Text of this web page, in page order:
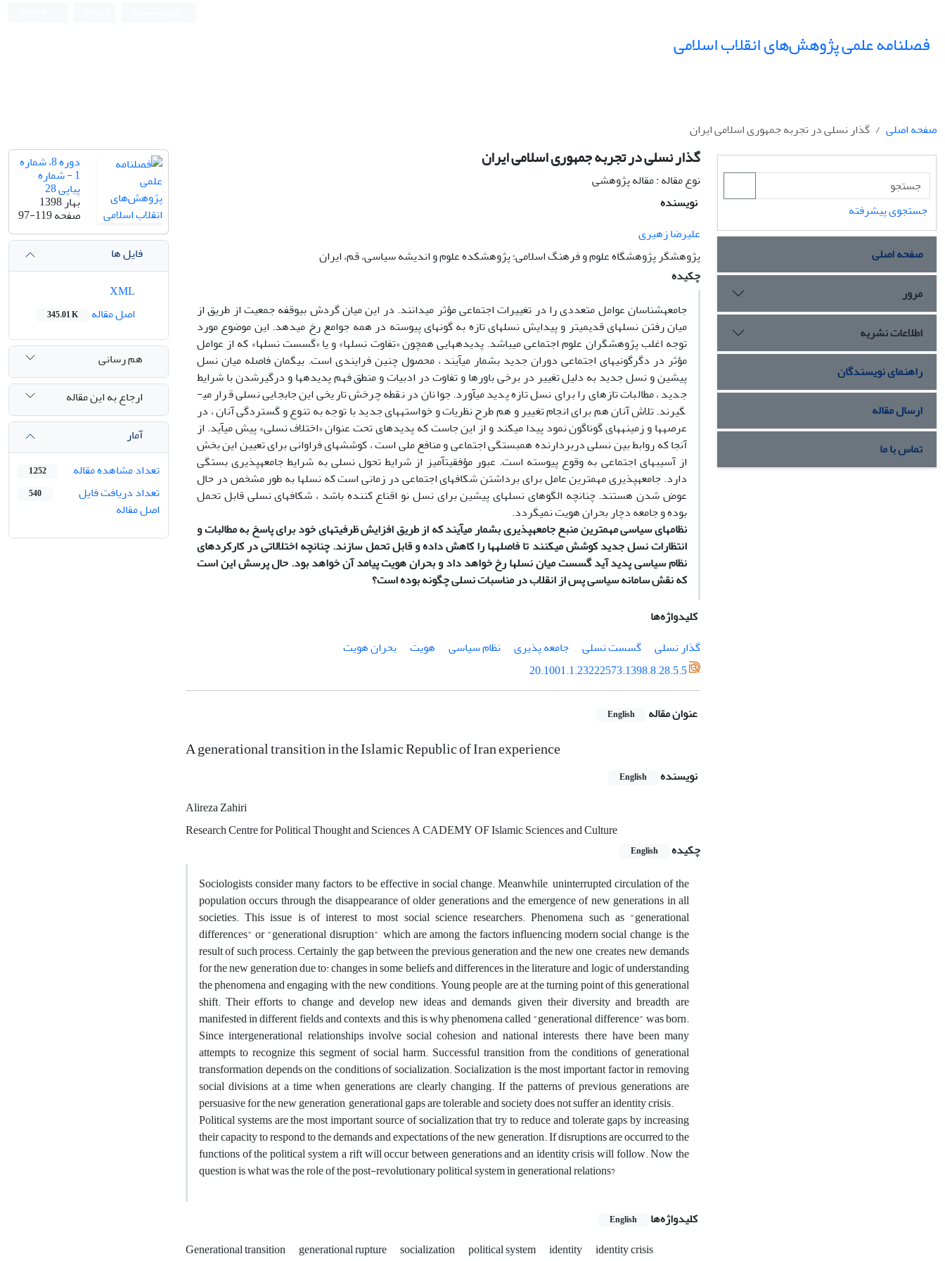
فصلنامه علمی پژوهش‌های انقلاب اسلامی
صفحه اصلی گذار نسلی در تجربه جمهوری اسلامی ایران
گذار نسلی در تجربه جمهوری اسلامی ایران
نوع مقاله : مقاله پژوهشی
نویسنده
علیرضا زهیری
پژوهشگر پژوهشگاه علوم و فرهنگ اسلامی؛ پژوهشکده علوم و اندیشه سیاسی، قم، ایران
چکیده
جامعه­شناسان عوامل متعددی را در تغییرات اجتماعی مؤثر می­دانند. در این میان گردش بی­وقفه جمعیت از طریق از
میان رفتن نسل­های قدیمی­تر و پیدایش نسل­های تازه به گونه­ای پیوسته در همه جوامع رخ می­دهد. این موضوع مورد
توجه اغلب پژوهشگران علوم اجتماعی می­باشد. پدیده­هایی همچون «تفاوت نسل­ها» و یا «گسست نسل­ها» که از عوامل
مؤثر در دگرگونی­های اجتماعی دوران جدید بشمار می­آیند ، محصول چنین فرایندی است. بی­گمان فاصله میان نسل
پیشین و نسل جدید به دلیل تغییر در برخی باورها و تفاوت در ادبیات و منطق فهم پدیده­ها و درگیرشدن با شرایط
جدید ، مطالبات تازه­ای را برای نسل تازه پدید می­آورد. جوانان در نقطه چرخش تاریخی این جابجایی نسلی قرار می­
گیرند. تلاش آنان هم برای انجام تغییر و هم طرح نظریات و خواسته­های جدید با توجه به تنوع و گستردگی آنان ، در
عرصه­ها و زمینه­های گوناگون نمود پیدا می­کند و از این جاست که پدیده­ای تحت عنوان «اختلاف نسلی» پیش می­آید. از
آنجا که روابط بین نسلی دربردارنده همبستگی اجتماعی و منافع ملی است ، کوشش­های فراوانی برای تعیین این بخش
از آسیب­های اجتماعی به وقوع پیوسته است. عبور مؤفقیت­آمیز از شرایط تحول نسلی به شرایط جامعه­پذیری بستگی
دارد. جامعه­پذیری مهم­ترین عامل برای برداشتن شکاف­های اجتماعی در زمانی است که نسل­ها به طور مشخص در حال
عوض شدن هستند. چنانچه الگوهای نسل­های پیشین برای نسل­ نو اقناع کننده باشد ، شکاف­های نسلی قابل تحمل
بوده و جامعه دچار بحران هویت نمی­گردد.
نظام­های سیاسی مهم­ترین منبع جامعه­پذیری بشمار می­آیند که از طریق افزایش ظرفیت­های خود برای پاسخ به مطالبات و
انتظارات نسل جدید کوشش می­کنند تا فاصله­ها را کاهش داده و قابل تحمل سازند. چنانچه اختلالاتی در کارکردهای
نظام سیاسی پدید آید گسست میان نسل­ها رخ خواهد داد و بحران هویت پیامد آن خواهد بود. حال پرسش این است
که نقش سامانه سیاسی پس از انقلاب در مناسبات نسلی چگونه بوده است؟
کلیدواژه‌ها
گذار نسلی
گسست نسلی جامعه پذیری نظام سیاسی هویت
بحران هویت
20.1001.1.23222573.1398.8.28.5.5
عنوان مقاله English
A generational transition in the Islamic Republic of Iran experience
نویسنده English
Alireza Zahiri
Research Centre for Political Thought and Sciences A CADEMY OF Islamic Sciences and Culture
چکیده
English
Sociologists consider many factors to be effective in social change. Meanwhile, uninterrupted circulation of the
population occurs through the disappearance of older generations and the emergence of new generations in all
societies. This issue is of interest to most social science researchers. Phenomena such as "generational
differences" or "generational disruption", which are among the factors influencing modern social change, is the
result of such process. Certainly, the gap between the previous generation and the new one, creates new demands
for the new generation due to: changes in some beliefs and differences in the literature and logic of understanding
the phenomena and engaging with the new conditions. Young people are at the turning point of this generational
shift. Their efforts to change and develop new ideas and demands, given their diversity and breadth, are
manifested in different fields and contexts, and this is why phenomena called "generational difference" was born.
Since intergenerational relationships involve social cohesion and national interests, there have been many
attempts to recognize this segment of social harm. Successful transition from the conditions of generational
transformation depends on the conditions of socialization. Socialization is the most important factor in removing
social divisions at a time when generations are clearly changing. If the patterns of previous generations are
persuasive for the new generation, generational gaps are tolerable and society does not suffer an identity crisis.
Political systems are the most important source of socialization that try to reduce and tolerate gaps by increasing
their capacity to respond to the demands and expectations of the new generation. If disruptions are occurred to the
functions of the political system, a rift will occur between generations and an identity crisis will follow. Now the
question is what was the role of the post-revolutionary political system in generational relations?
کلیدواژه‌ها English
Generational transition generational rupture socialization political system identity identity crisis
دوره 8، شماره
1 - شماره
پیاپی 28
بهار 1398
صفحه97-119
فایل ها
اصل مقاله
345.01 K
هم رسانی
ارجاع به این مقاله
آمار
تعداد مشاهده مقاله
1,252
تعداد دریافت فایل
اصل مقاله
540
جستجوی پیشرفته
صفحه اصلی
مرور
اطلاعات نشریه
راهنمای نویسندگان
ارسال مقاله
تماس با ما